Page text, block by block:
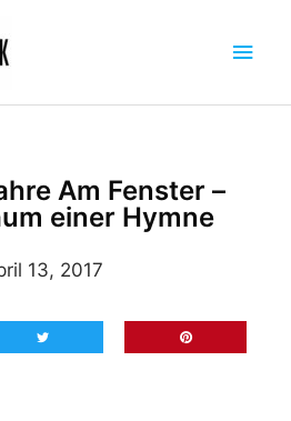
Am Fenster –
einer Hymne
13, 2017